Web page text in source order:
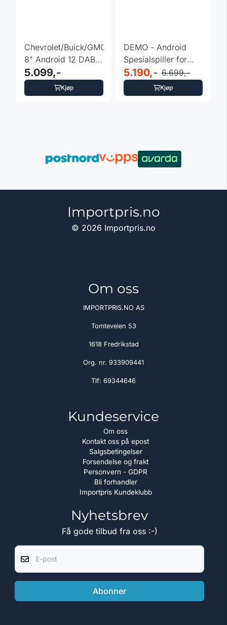
Chevrolet/Buick/GMC/Hummer
8" Android 12 DAB+
bilstereo
5.099,-
Kjøp
DEMO - Android
Spesialspiller for
Chevrolet m.fl. med
DVD, ...
5.190,- 6.699,-
Kjøp
Importpris.no
© 2026 Importpris.no
Om oss
IMPORTPRIS.NO AS
Tomteveien 53
1618 Fredrikstad
Org. nr. 933909441
Tlf: 69344646
Kundeservice
Om oss
Kontakt oss på epost
Salgsbetingelser
Forsendelse og frakt
Personvern - GDPR
Bli forhandler
Importpris Kundeklubb
Nyhetsbrev
Få gode tilbud fra oss :-)
Abonner